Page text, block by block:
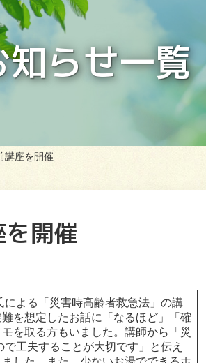
知らせ一覧
講座を開催
開催
よる「災害時高齢者救急法」の講
を想定したお話に「なるほど」「確
を取る方もいました。講師から「災
工夫することが大切です」と伝え